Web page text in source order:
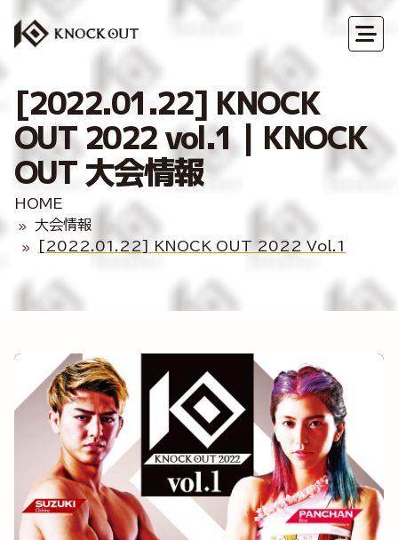
[2022.01.22] KNOCK
OUT 2022 vol.1｜KNOCK
OUT 大会情報
HOME
大会情報
[2022.01.22] KNOCK OUT 2022 Vol.1